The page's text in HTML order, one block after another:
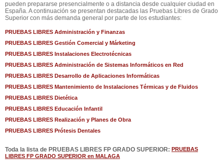
pueden prepararse presencialmente o a distancia desde cualquier ciudad en
España. A continuación se presentan destacadas las Pruebas Libres de Grado
Superior con más demanda general por parte de los estudiantes:
PRUEBAS LIBRES Administración y Finanzas
PRUEBAS LIBRES Gestión Comercial y Márketing
PRUEBAS LIBRES Instalaciones Electrotécnicas
PRUEBAS LIBRES Administración de Sistemas Informáticos en Red
PRUEBAS LIBRES Desarrollo de Aplicaciones Informáticas
PRUEBAS LIBRES Mantenimiento de Instalaciones Térmicas y de Fluidos
PRUEBAS LIBRES Dietética
PRUEBAS LIBRES Educación Infantil
PRUEBAS LIBRES Realización y Planes de Obra
PRUEBAS LIBRES Prótesis Dentales
Toda la lista de PRUEBAS LIBRES FP GRADO SUPERIOR: PRUEBAS
LIBRES FP GRADO SUPERIOR en MALAGA